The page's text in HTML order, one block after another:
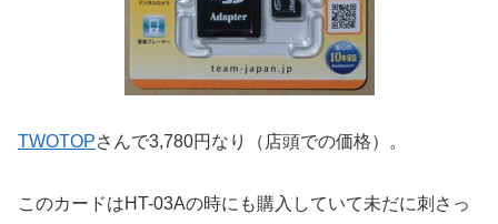
TWOTOPさんで3,780円なり（店頭での価格）。
このカードはHT-03Aの時にも購入していて未だに刺さっ